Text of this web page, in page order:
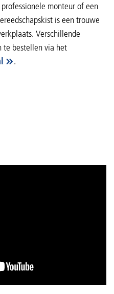
monteur of een
is een trouwe
Verschillende
te bestellen via het
.